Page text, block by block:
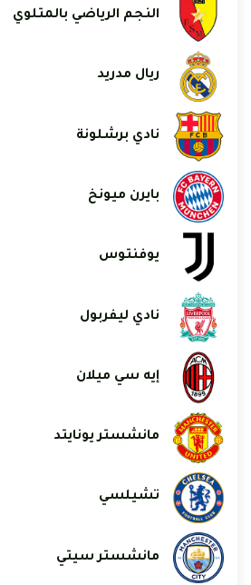
النجم الرياضي بالمتلوي
ريال مدريد
نادي برشلونة
بايرن ميونخ
يوفنتوس
نادي ليفربول
إيه سي ميلان
مانشستر يونايتد
تشيلسي
مانشستر سيتي